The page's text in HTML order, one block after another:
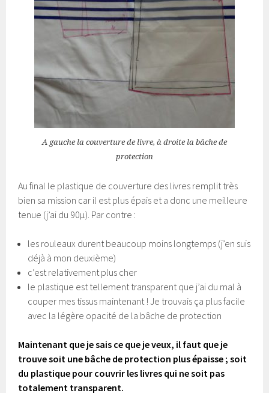
A gauche la couverture de livre, à droite la bâche de
protection
Au final le plastique de couverture des livres remplit très
bien sa mission car il est plus épais et a donc une meilleure
tenue (j’ai du 90µ). Par contre :
les rouleaux durent beaucoup moins longtemps (j’en suis
déjà à mon deuxième)
c’est relativement plus cher
le plastique est tellement transparent que j’ai du mal à
couper mes tissus maintenant ! Je trouvais ça plus facile
avec la légère opacité de la bâche de protection
Maintenant que je sais ce que je veux, il faut que je
trouve soit une bâche de protection plus épaisse ; soit
du plastique pour couvrir les livres qui ne soit pas
totalement transparent.